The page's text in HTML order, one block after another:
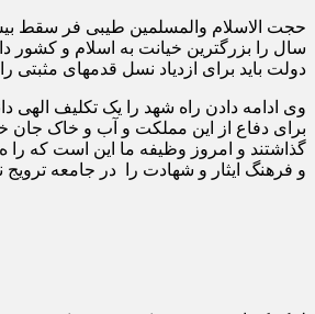
سال را بزرگترین خیانت به اسلام و کشور
دولت باید برای ازدیاد نسل قدمهای مثبتی را
وی ادامه دادن راه شهد را یک تکلیف الهی
برای دفاع از این مملکت و آب و خاک جان
گذاشتند و امروز وظیفه ما این است که را ه
و فرهنگ ایثار و شهادت را در جامعه ترویج